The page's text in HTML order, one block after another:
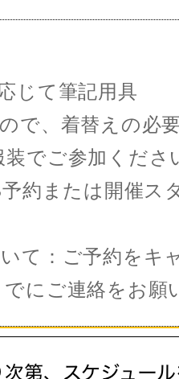
じて筆記用具
で、着替えの必
装でご参加くださ
約または開催ス
て：ご予約をキ
にご連絡をお願